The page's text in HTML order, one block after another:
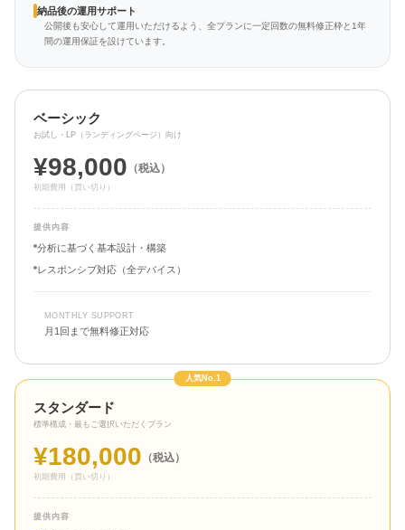
納品後の運用サポート
公開後も安心して運用いただけるよう、全プランに一定回数の無料修正枠と1年
間の運用保証を設けています。
ベーシック
お試し・LP（ランディングページ）向け
¥98,000 （税込）
初期費用（買い切り）
提供内容
分析に基づく基本設計・構築
レスポンシブ対応（全デバイス）
MONTHLY SUPPORT
月1回まで無料修正対応
人気No.1
スタンダード
標準構成・最もご選択いただくプラン
¥180,000 （税込）
初期費用（買い切り）
提供内容